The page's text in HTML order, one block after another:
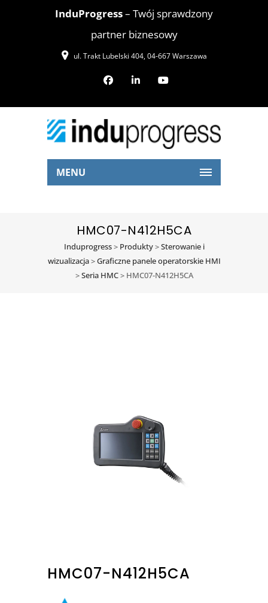
InduProgress– Twój sprawdzony
partner biznesowy
ul. Trakt Lubelski 404, 04-667 Warszawa
MENU
HMC07-N412H5CA
Induprogress> Produkty>Sterowanie i
wizualizacja>Graficzne panele operatorskie HMI
>Seria HMC> HMC07-N412H5CA
HMC07-N412H5CA